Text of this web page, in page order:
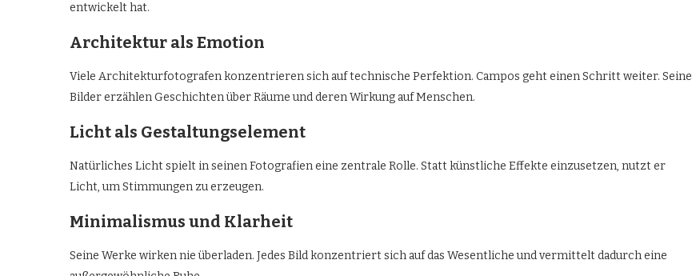
entwickelt hat.
Architektur als Emotion
Viele Architekturfotografen konzentrieren sich auf technische Perfektion. Campos geht einen Schritt weiter. Seine
Bilder erzählen Geschichten über Räume und deren Wirkung auf Menschen.
Licht als Gestaltungselement
Natürliches Licht spielt in seinen Fotografien eine zentrale Rolle. Statt künstliche Effekte einzusetzen, nutzt er
Licht, um Stimmungen zu erzeugen.
Minimalismus und Klarheit
Seine Werke wirken nie überladen. Jedes Bild konzentriert sich auf das Wesentliche und vermittelt dadurch eine